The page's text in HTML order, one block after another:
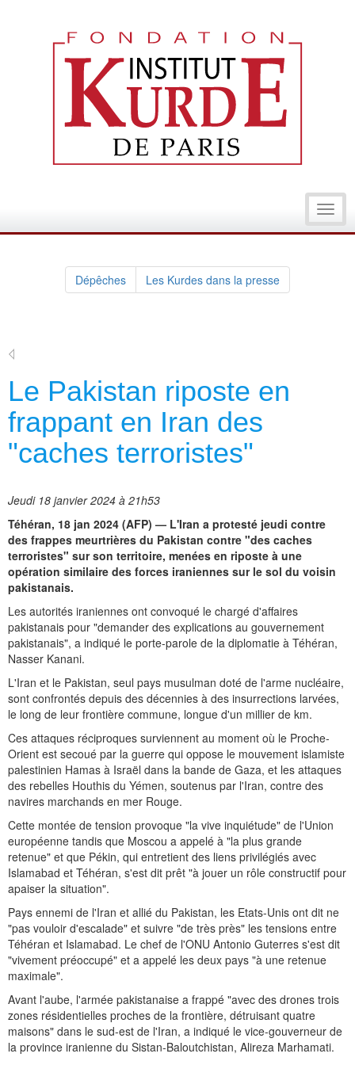
Dépêches Les Kurdes dans la presse
Le Pakistan riposte en
frappant en Iran des
"caches terroristes"
Jeudi 18 janvier 2024 à 21h53
Téhéran, 18 jan 2024 (AFP) — L'Iran a protesté jeudi contre
des frappes meurtrières du Pakistan contre "des caches
terroristes" sur son territoire, menées en riposte à une
opération similaire des forces iraniennes sur le sol du voisin
pakistanais.
Les autorités iraniennes ont convoqué le chargé d'affaires
pakistanais pour "demander des explications au gouvernement
pakistanais", a indiqué le porte-parole de la diplomatie à Téhéran,
Nasser Kanani.
L'Iran et le Pakistan, seul pays musulman doté de l'arme nucléaire,
sont confrontés depuis des décennies à des insurrections larvées,
le long de leur frontière commune, longue d'un millier de km.
Ces attaques réciproques surviennent au moment où le Proche-
Orient est secoué par la guerre qui oppose le mouvement islamiste
palestinien Hamas à Israël dans la bande de Gaza, et les attaques
des rebelles Houthis du Yémen, soutenus par l'Iran, contre des
navires marchands en mer Rouge.
Cette montée de tension provoque "la vive inquiétude" de l'Union
européenne tandis que Moscou a appelé à "la plus grande
retenue" et que Pékin, qui entretient des liens privilégiés avec
Islamabad et Téhéran, s'est dit prêt "à jouer un rôle constructif pour
apaiser la situation".
Pays ennemi de l'Iran et allié du Pakistan, les Etats-Unis ont dit ne
"pas vouloir d'escalade" et suivre "de très près" les tensions entre
Téhéran et Islamabad. Le chef de l'ONU Antonio Guterres s'est dit
"vivement préoccupé" et a appelé les deux pays "à une retenue
maximale".
Avant l'aube, l'armée pakistanaise a frappé "avec des drones trois
zones résidentielles proches de la frontière, détruisant quatre
maisons" dans le sud-est de l'Iran, a indiqué le vice-gouverneur de
la province iranienne du Sistan-Baloutchistan, Alireza Marhamati.